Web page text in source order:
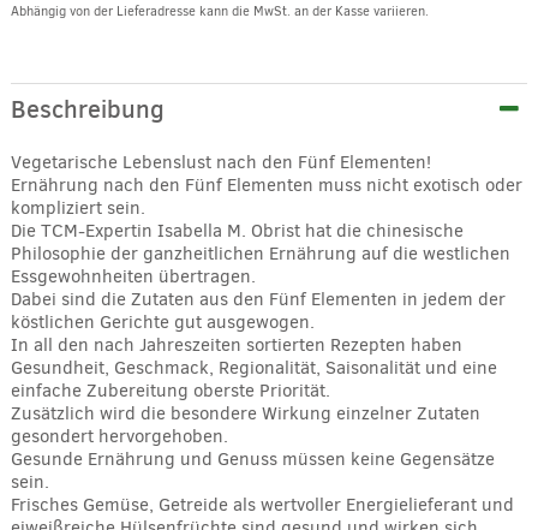
Abhängig von der Lieferadresse kann die MwSt. an der Kasse variieren.
Beschreibung
Vegetarische Lebenslust nach den Fünf Elementen!
Ernährung nach den Fünf Elementen muss nicht exotisch oder
kompliziert sein.
Die TCM-Expertin Isabella M. Obrist hat die chinesische
Philosophie der ganzheitlichen Ernährung auf die westlichen
Essgewohnheiten übertragen.
Dabei sind die Zutaten aus den Fünf Elementen in jedem der
köstlichen Gerichte gut ausgewogen.
In all den nach Jahreszeiten sortierten Rezepten haben
Gesundheit, Geschmack, Regionalität, Saisonalität und eine
einfache Zubereitung oberste Priorität.
Zusätzlich wird die besondere Wirkung einzelner Zutaten
gesondert hervorgehoben.
Gesunde Ernährung und Genuss müssen keine Gegensätze
sein.
Frisches Gemüse, Getreide als wertvoller Energielieferant und